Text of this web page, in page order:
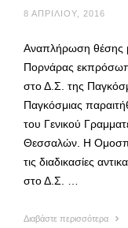
8 ΑΠΡΙΛΊΟΥ, 2016
Αναπλήρωση θέσης
Πορνάρας
στο Δ.Σ. της
Παγκόσμιας
του Γενικού
Θεσσαλών. Η
τις διαδικασίες
στο Δ.Σ. …
Διαβάστε περισσότερα